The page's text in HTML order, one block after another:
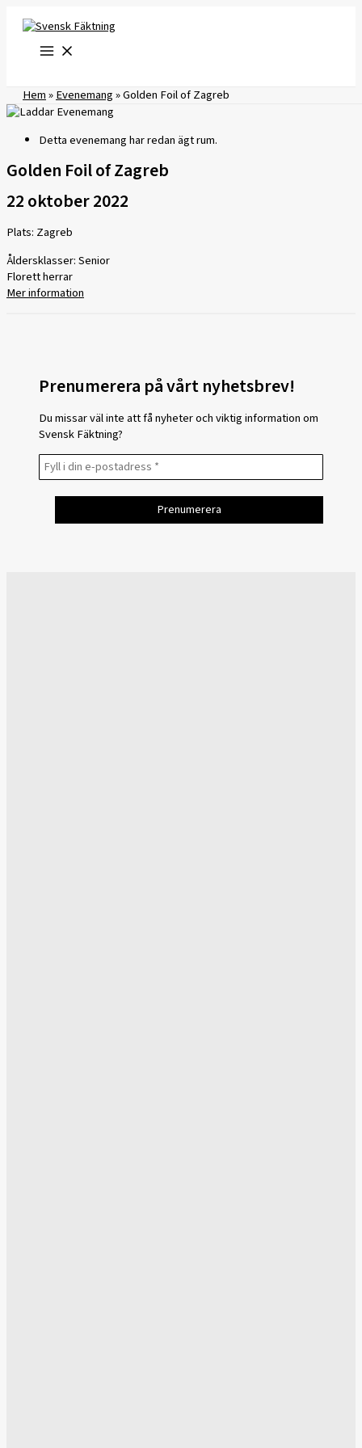
innehåll
Hem»Evenemang»Golden Foil of Zagreb
Detta evenemang har redan ägt rum.
Golden Foil of Zagreb
22 oktober 2022
Plats: Zagreb
Åldersklasser: Senior
Florett herrar
Mer information
Prenumerera på vårt nyhetsbrev!
Du missar väl inte att få nyheter och viktig information om
Svensk Fäktning?